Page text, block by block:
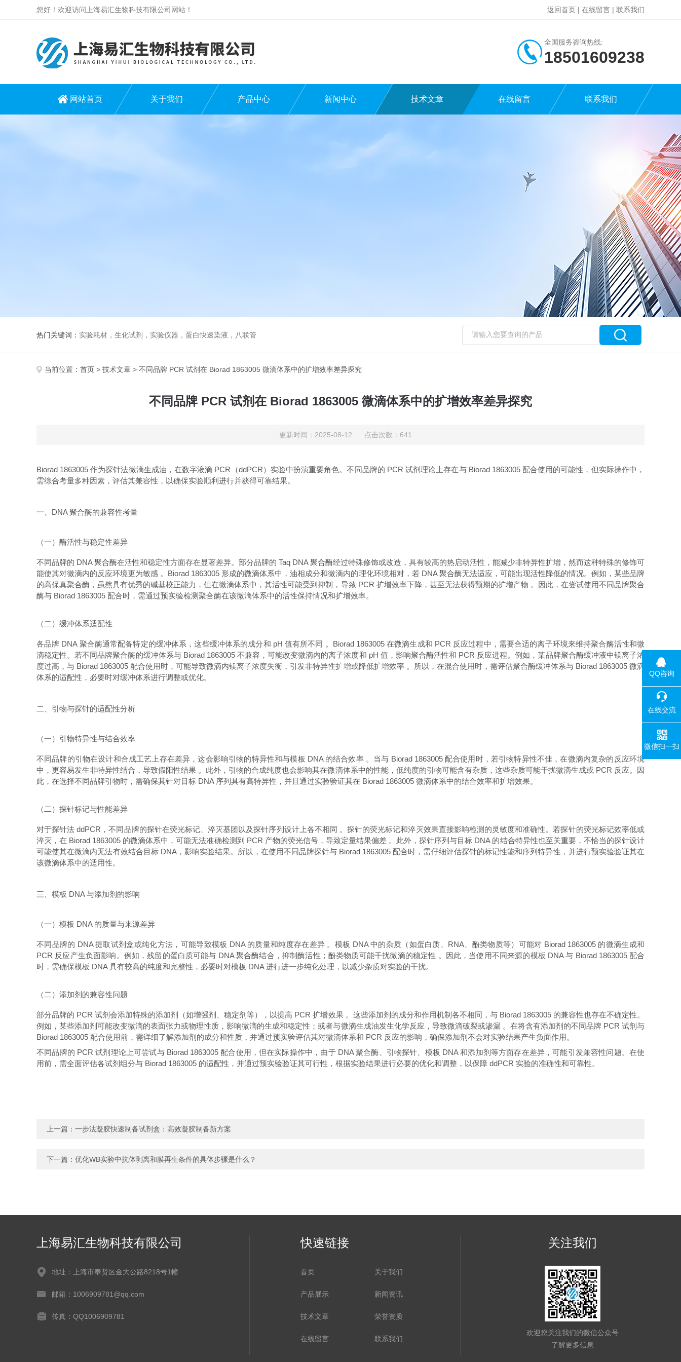
您好！欢迎访问上海易汇生物科技有限公司网站！ 返回首页 | 在线留言 | 联系我们
全国服务咨询热线:
18501609238
网站首页 关于我们 产品中心 新闻中心 技术文章 在线留言 联系我们
热门关键词： 实验耗材，生化试剂，实验仪器，蛋白快速染液，八联管
当前位置： 首页 > 技术文章 > 不同品牌 PCR 试剂在 Biorad 1863005 微滴体系中的扩增效率差异探究
不同品牌 PCR 试剂在 Biorad 1863005 微滴体系中的扩增效率差异探究
更新时间：2025-08-12 点击次数：641
Biorad 1863005 作为探针法微滴生成油，在数字液滴 PCR（ddPCR）实验中扮演重要角色。不同品牌的 PCR 试剂理论上存在与 Biorad 1863005 配合使用的可能性，但实际操作中，
需综合考量多种因素，评估其兼容性，以确保实验顺利进行并获得可靠结果。
一、DNA 聚合酶的兼容性考量
（一）酶活性与稳定性差异
不同品牌的 DNA 聚合酶在活性和稳定性方面存在显著差异。部分品牌的 Taq DNA 聚合酶经过特殊修饰或改造，具有较高的热启动活性，能减少非特异性扩增，然而这种特殊的修饰可
能使其对微滴内的反应环境更为敏感 。Biorad 1863005 形成的微滴体系中，油相成分和微滴内的理化环境相对，若 DNA 聚合酶无法适应，可能出现活性降低的情况。例如，某些品牌
的高保真聚合酶，虽然具有优秀的碱基校正能力，但在微滴体系中，其活性可能受到抑制，导致 PCR 扩增效率下降，甚至无法获得预期的扩增产物 。因此，在尝试使用不同品牌聚合
酶与 Biorad 1863005 配合时，需通过预实验检测聚合酶在该微滴体系中的活性保持情况和扩增效率。
（二）缓冲体系适配性
各品牌 DNA 聚合酶通常配备特定的缓冲体系，这些缓冲体系的成分和 pH 值有所不同 。Biorad 1863005 在微滴生成和 PCR 反应过程中，需要合适的离子环境来维持聚合酶活性和微
滴稳定性。若不同品牌聚合酶的缓冲体系与 Biorad 1863005 不兼容，可能改变微滴内的离子浓度和 pH 值，影响聚合酶活性和 PCR 反应进程。例如，某品牌聚合酶缓冲液中镁离子浓
度过高，与 Biorad 1863005 配合使用时，可能导致微滴内镁离子浓度失衡，引发非特异性扩增或降低扩增效率 。所以，在混合使用时，需评估聚合酶缓冲体系与 Biorad 1863005 微滴
体系的适配性，必要时对缓冲体系进行调整或优化。
二、引物与探针的适配性分析
（一）引物特异性与结合效率
不同品牌的引物在设计和合成工艺上存在差异，这会影响引物的特异性和与模板 DNA 的结合效率 。当与 Biorad 1863005 配合使用时，若引物特异性不佳，在微滴内复杂的反应环境
中，更容易发生非特异性结合，导致假阳性结果 。此外，引物的合成纯度也会影响其在微滴体系中的性能，低纯度的引物可能含有杂质，这些杂质可能干扰微滴生成或 PCR 反应。因
此，在选择不同品牌引物时，需确保其针对目标 DNA 序列具有高特异性，并且通过实验验证其在 Biorad 1863005 微滴体系中的结合效率和扩增效果。
（二）探针标记与性能差异
对于探针法 ddPCR，不同品牌的探针在荧光标记、淬灭基团以及探针序列设计上各不相同 。探针的荧光标记和淬灭效果直接影响检测的灵敏度和准确性。若探针的荧光标记效率低或
淬灭，在 Biorad 1863005 的微滴体系中，可能无法准确检测到 PCR 产物的荧光信号，导致定量结果偏差 。此外，探针序列与目标 DNA 的结合特异性也至关重要，不恰当的探针设计
可能使其在微滴内无法有效结合目标 DNA，影响实验结果。所以，在使用不同品牌探针与 Biorad 1863005 配合时，需仔细评估探针的标记性能和序列特异性，并进行预实验验证其在
该微滴体系中的适用性。
三、模板 DNA 与添加剂的影响
（一）模板 DNA 的质量与来源差异
不同品牌的 DNA 提取试剂盒或纯化方法，可能导致模板 DNA 的质量和纯度存在差异 。模板 DNA 中的杂质（如蛋白质、RNA、酚类物质等）可能对 Biorad 1863005 的微滴生成和
PCR 反应产生负面影响。例如，残留的蛋白质可能与 DNA 聚合酶结合，抑制酶活性；酚类物质可能干扰微滴的稳定性 。因此，当使用不同来源的模板 DNA 与 Biorad 1863005 配合
时，需确保模板 DNA 具有较高的纯度和完整性，必要时对模板 DNA 进行进一步纯化处理，以减少杂质对实验的干扰。
（二）添加剂的兼容性问题
部分品牌的 PCR 试剂会添加特殊的添加剂（如增强剂、稳定剂等），以提高 PCR 扩增效果 。这些添加剂的成分和作用机制各不相同，与 Biorad 1863005 的兼容性也存在不确定性。
例如，某些添加剂可能改变微滴的表面张力或物理性质，影响微滴的生成和稳定性；或者与微滴生成油发生化学反应，导致微滴破裂或渗漏 。在将含有添加剂的不同品牌 PCR 试剂与
Biorad 1863005 配合使用前，需详细了解添加剂的成分和性质，并通过预实验评估其对微滴体系和 PCR 反应的影响，确保添加剂不会对实验结果产生负面作用。
不同品牌的 PCR 试剂理论上可尝试与 Biorad 1863005 配合使用，但在实际操作中，由于 DNA 聚合酶、引物探针、模板 DNA 和添加剂等方面存在差异，可能引发兼容性问题。在使
用前，需全面评估各试剂组分与 Biorad 1863005 的适配性，并通过预实验验证其可行性，根据实验结果进行必要的优化和调整，以保障 ddPCR 实验的准确性和可靠性。
上一篇： 一步法凝胶快速制备试剂盒：高效凝胶制备新方案
下一篇： 优化WB实验中抗体剥离和膜再生条件的具体步骤是什么？
上海易汇生物科技有限公司
地址：上海市奉贤区金大公路8218号1幢
邮箱：1006909781@qq.com
传真：QQ1006909781
快速链接
首页 关于我们
产品展示 新闻资讯
技术文章 荣誉资质
在线留言 联系我们
关注我们
欢迎您关注我们的微信公众号
了解更多信息
QQ咨询
在线交流
微信扫一扫